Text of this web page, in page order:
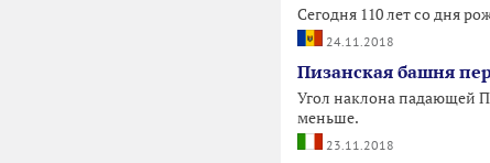
Сегодня 110 лет со дня
24.11.2018
Пизанская башня
Угол наклона падающей
меньше.
23.11.2018